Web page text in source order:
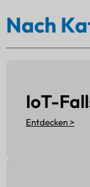
Nach
IoT-
Entdecken >